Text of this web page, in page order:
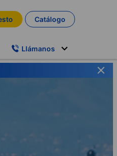
Catálogo
Llámanos